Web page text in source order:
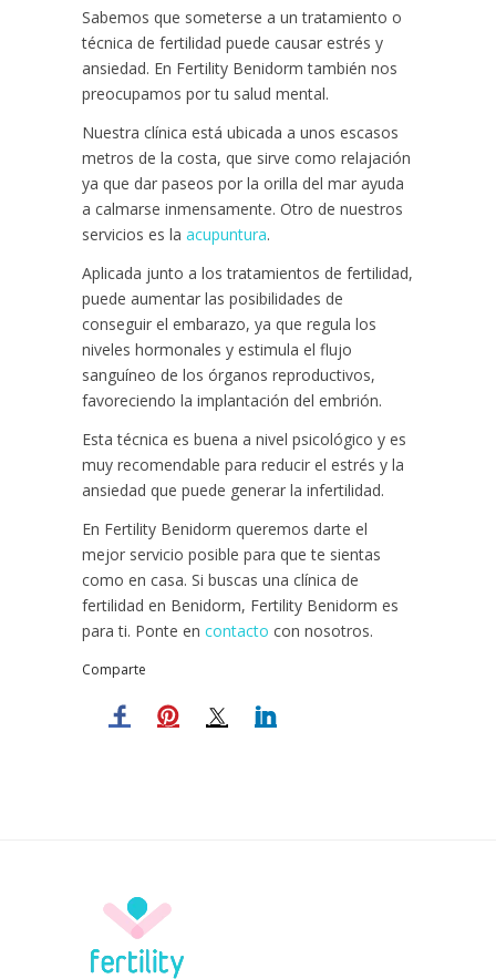
Sabemos que someterse a un tratamiento o
técnica de fertilidad puede causar estrés y
ansiedad. En Fertility Benidorm también nos
preocupamos por tu salud mental.
Nuestra clínica está ubicada a unos escasos
metros de la costa, que sirve como relajación
ya que dar paseos por la orilla del mar ayuda
a calmarse inmensamente. Otro de nuestros
servicios es la acupuntura.
Aplicada junto a los tratamientos de fertilidad,
puede aumentar las posibilidades de
conseguir el embarazo, ya que regula los
niveles hormonales y estimula el flujo
sanguíneo de los órganos reproductivos,
favoreciendo la implantación del embrión.
Esta técnica es buena a nivel psicológico y es
muy recomendable para reducir el estrés y la
ansiedad que puede generar la infertilidad.
En Fertility Benidorm queremos darte el
mejor servicio posible para que te sientas
como en casa. Si buscas una clínica de
fertilidad en Benidorm, Fertility Benidorm es
para ti. Ponte en contacto con nosotros.
Comparte